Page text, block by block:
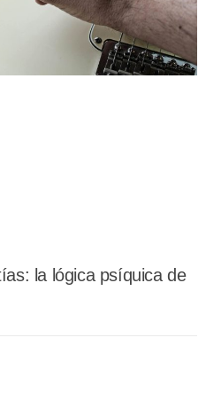
la lógica psíquica de